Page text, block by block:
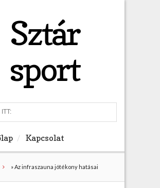
Sztár
sport
e
h
Kapcsolat
»Az infraszauna jótékony hatásai